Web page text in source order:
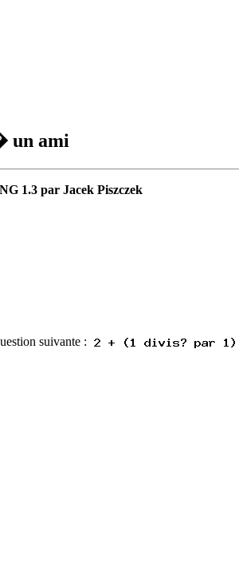
un ami
1.3 par Jacek Piszczek
suivante :